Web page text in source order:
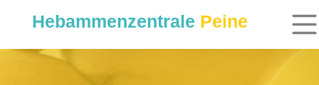
Hebammenzentrale Peine